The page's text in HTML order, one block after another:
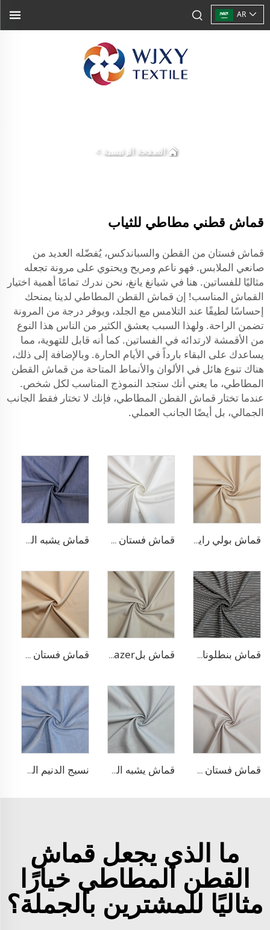
AR
الصفحة الرئيسية >
قماش قطني مطاطي للثياب
قماش فستان من القطن والسباندكس، يُفضّله العديد من
صانعي الملابس. فهو ناعم ومريح ويحتوي على مرونة تجعله
مثاليًا للفساتين. هنا في شيانغ يانغ، نحن ندرك تمامًا أهمية اختيار
القماش المناسب! إن قماش القطن المطاطي لدينا يمنحك
إحساسًا لطيفًا عند التلامس مع الجلد، ويوفر درجة من المرونة
تضمن الراحة. ولهذا السبب يعشق الكثير من الناس هذا النوع
من الأقمشة لارتدائه في الفساتين. كما أنه قابل للتهوية، مما
يساعدك على البقاء بارداً في الأيام الحارة. وبالإضافة إلى ذلك،
هناك تنوع هائل في الألوان والأنماط المتاحة من قماش القطن
المطاطي، ما يعني أنك ستجد النموذج المناسب لكل شخص.
عندما تختار قماش القطن المطاطي، فإنك لا تختار فقط الجانب
الجمالي، بل أيضًا الجانب العملي.
قماش بولي رايون لسترة البلازر قماش فستان مطاطي من البوليستر والرايون قماش يشبه الدنيم من البوليستر والرايون
قماش بنطلونات بأسلوب التريكو من مادة TR قماش بلazer بتصميم الحبّار من مادة TR قماش فستان منسوج مزدوج من مادة TR
قماش فستان منسوج مزدوج من مادة TR قماش يشبه الدنيم المطاطي من مادة TR نسيج الدنيم المشابه للبولي ليوسيل
ما الذي يجعل قماش
القطن المطاطي خيارًا
مثاليًا للمشترين بالجملة؟